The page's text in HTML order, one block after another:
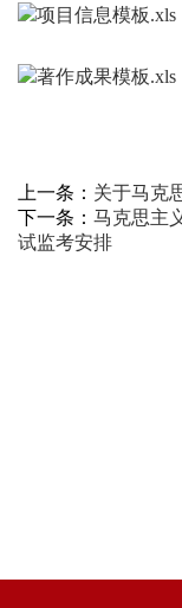
项目信息模板.xls
著作成果模板.xls
上一条： 关于马克
下一条： 马克思主
试监考安排